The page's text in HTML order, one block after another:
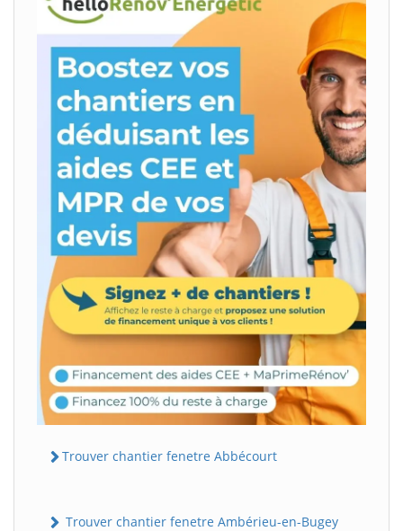
Trouver chantier fenetre Abbécourt
Trouver chantier fenetre Ambérieu-en-Bugey